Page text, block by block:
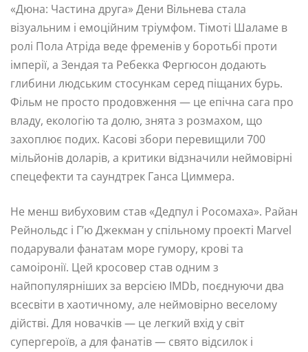
«Дюна: Частина друга» Дени Вільнева стала
візуальним і емоційним тріумфом. Тімоті Шаламе в
ролі Пола Атріда веде фременів у боротьбі проти
імперії, а Зендая та Ребекка Фергюсон додають
глибини людським стосункам серед піщаних бурь.
Фільм не просто продовження — це епічна сага про
владу, екологію та долю, знята з розмахом, що
захоплює подих. Касові збори перевищили 700
мільйонів доларів, а критики відзначили неймовірні
спецефекти та саундтрек Ганса Циммера.
Не менш вибуховим став «Дедпул і Росомаха». Райан
Рейнольдс і Г’ю Джекман у спільному проекті Marvel
подарували фанатам море гумору, крові та
самоіронії. Цей кросовер став одним з
найпопулярніших за версією IMDb, поєднуючи два
всесвіти в хаотичному, але неймовірно веселому
дійстві. Для новачків — це легкий вхід у світ
супергероїв, а для фанатів — свято відсилок і